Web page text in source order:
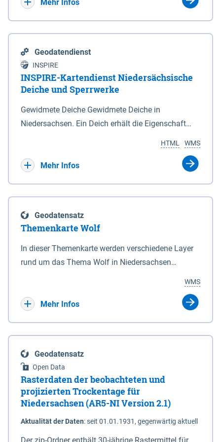
Mehr Infos
Geodatendienst
INSPIRE
INSPIRE-Kartendienst Niedersächsische
Deiche und Sperrwerke
Gewidmete Deiche Gewidmete Deiche in
Niedersachsen. Ein Deich erhält die Eigenschaft
Deichbehörde durch Verordnung ausspricht. Für
enthalten. Sperrwerke Sperrwerke sind Bauwerke
mit Sperrvorrichtungen in Tidegewässern, die dem
Schutz eines Gebietes vor erhöhten Tiden, vor allem
vor Sturmfluten, zu dienen bestimmt sind (§2 Abs.3
Eigenschaft eines Sperrwerkes durch Widmung, die
die Deichbehörde durch Verordnung ausspricht.
WMS
HTML
Mehr Infos
Geodatensatz
Themenkarte Wolf
In dieser Themenkarte werden verschiedene Layer
rund um das Thema Wolf in Niedersachsen
sowie Status der bestehenden Wolfsterritorien im
laufenden Monitoringjahr.
WMS
Mehr Infos
Geodatensatz
Open Data
Rasterdaten der beobachteten und
projizierten Trockentage für
Niedersachsen (AR5-NI Version 2.1)
Aktualität der Daten:seit 01.01.1931, gegenwärtig aktuell